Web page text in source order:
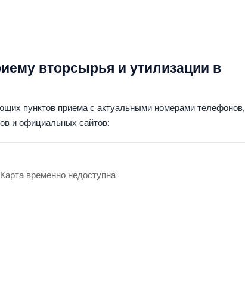
вторсырья и утилизации в
пунктов приема с актуальными номерами телефонов,
и официальных сайтов:
Карта временно недоступна